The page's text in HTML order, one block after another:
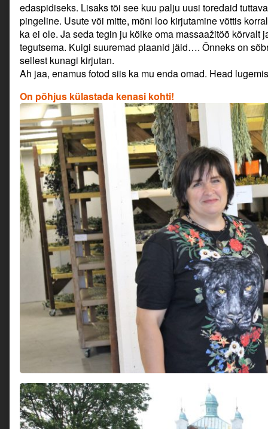
edaspidiseks. Lisaks tõi see kuu palju uusi toredaid
pingeline. Usute või mitte, mõni loo kirjutamine võttis
ka ei ole. Ja seda tegin ju kõike oma massaažitöö kõrvalt
tegutsema. Kuigi suuremad plaanid jäid…. Õnneks on
sellest kunagi kirjutan.
Ah jaa, enamus fotod siis ka mu enda omad. Head
On põhjus külastada kenasi kohti!